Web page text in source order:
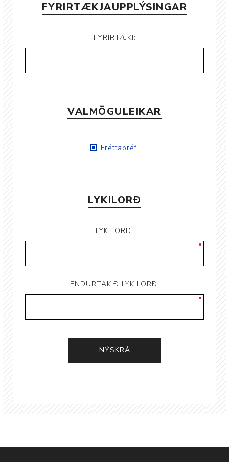
FYRIRTÆKJAUPPLÝSINGAR
FYRIRTÆKI:
VALMÖGULEIKAR
Fréttabréf
LYKILORÐ
LYKILORÐ:
ENDURTAKIÐ LYKILORÐ: